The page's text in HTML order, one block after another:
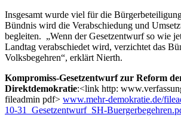
Insgesamt wurde viel für die
Bündnis wird die Verabschiedung und
begleiten. „Wenn der Gesetzentwurf so wie
Landtag verabschiedet wird, verzichtet das
Volksbegehren“, erklärt Nierth.
Kompromiss-Gesetzentwurf zur Reform
Direktdemokratie:<link http:
fileadmin pdf> www.mehr-demokratie.de/
10-31_Gesetzentwurf_SH-